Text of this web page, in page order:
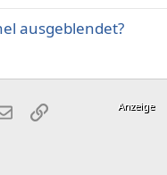
ausgeblendet?
E-MailLink